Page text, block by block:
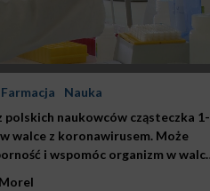
Farmacja
Nauka
naukowców cząsteczka 1-
walce z koronawirusem. Może
i wspomóc organizm w walce